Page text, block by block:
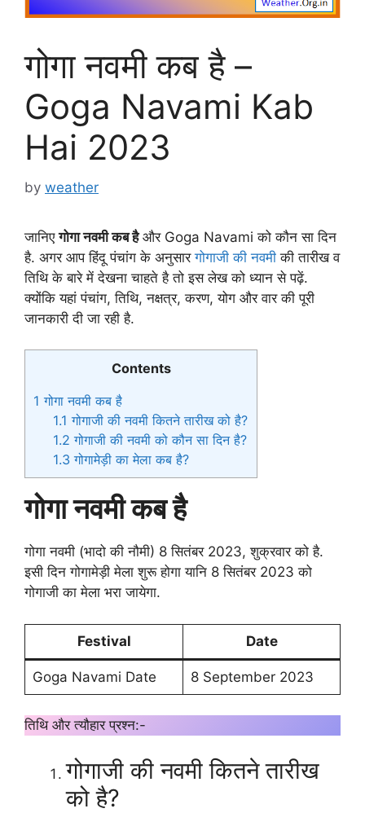
गोगा नवमी कब है –
Goga Navami Kab
Hai 2023
by weather
जानिएगोगा नवमी कब हैऔर Goga Navami को कौन सा दिन
है. अगर आप हिंदू पंचांग के अनुसारगोगाजी की नवमी की तारीख व
तिथि के बारे में देखना चाहते है तो इस लेख को ध्यान से पढ़ें.
क्योंकि यहां पंचांग, तिथि, नक्षत्र, करण, योग और वार की पूरी
जानकारी दी जा रही है.
Contents
1 गोगा नवमी कब है
1.1 गोगाजी की नवमी कितने तारीख को है?
1.2 गोगाजी की नवमी को कौन सा दिन है?
1.3 गोगामेड़ी का मेला कब है?
गोगा नवमी कब है
गोगा नवमी (भादो की नौमी) 8 सितंबर 2023, शुक्रवार को है.
इसी दिन गोगामेड़ी मेला शुरू होगा यानि 8 सितंबर 2023 को
गोगाजी का मेला भरा जायेगा.
Festival Date
Goga Navami Date 8 September 2023
तिथि और त्यौहार प्रश्न:-
गोगाजी की नवमी कितने तारीख
को है?